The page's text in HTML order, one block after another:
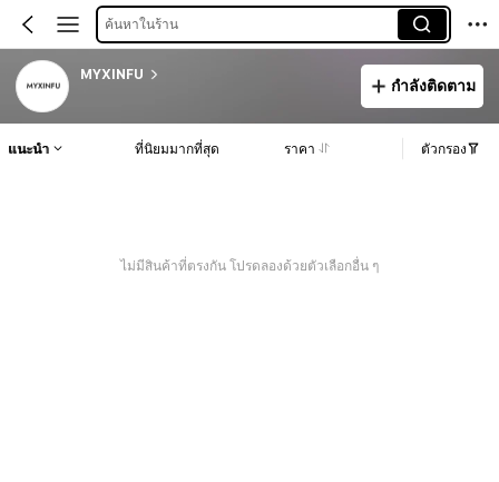
ค้นหาในร้าน
MYXINFU
กำลังติดตาม
แนะนำ ที่นิยมมากที่สุด ราคา ตัวกรอง
ไม่มีสินค้าที่ตรงกัน โปรดลองด้วยตัวเลือกอื่น ๆ